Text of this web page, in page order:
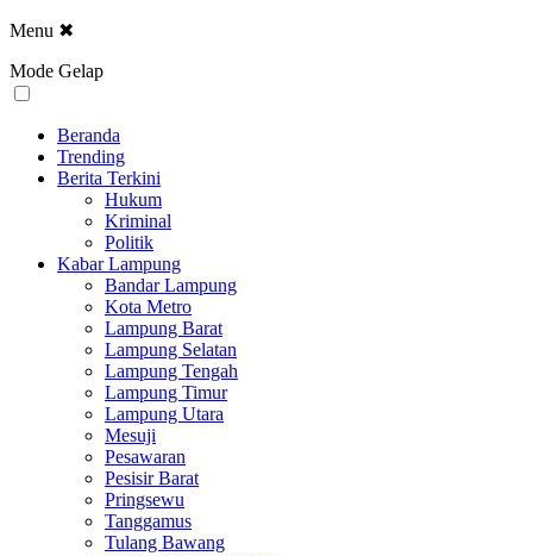
Menu ✖
Mode Gelap
Beranda
Trending
Berita Terkini
Hukum
Kriminal
Politik
Kabar Lampung
Bandar Lampung
Kota Metro
Lampung Barat
Lampung Selatan
Lampung Tengah
Lampung Timur
Lampung Utara
Mesuji
Pesawaran
Pesisir Barat
Pringsewu
Tanggamus
Tulang Bawang